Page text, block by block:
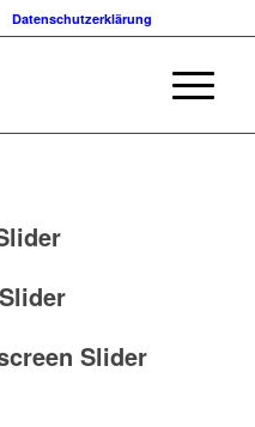
Datenschutzerklärung
Slider